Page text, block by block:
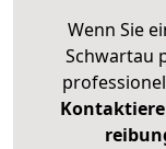
Wenn Sie
Schwartau